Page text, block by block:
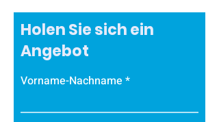
Holen Sie sich ein
Angebot
Vorname-Nachname